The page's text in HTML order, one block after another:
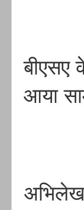
बीएसए
आया
अभिलेख